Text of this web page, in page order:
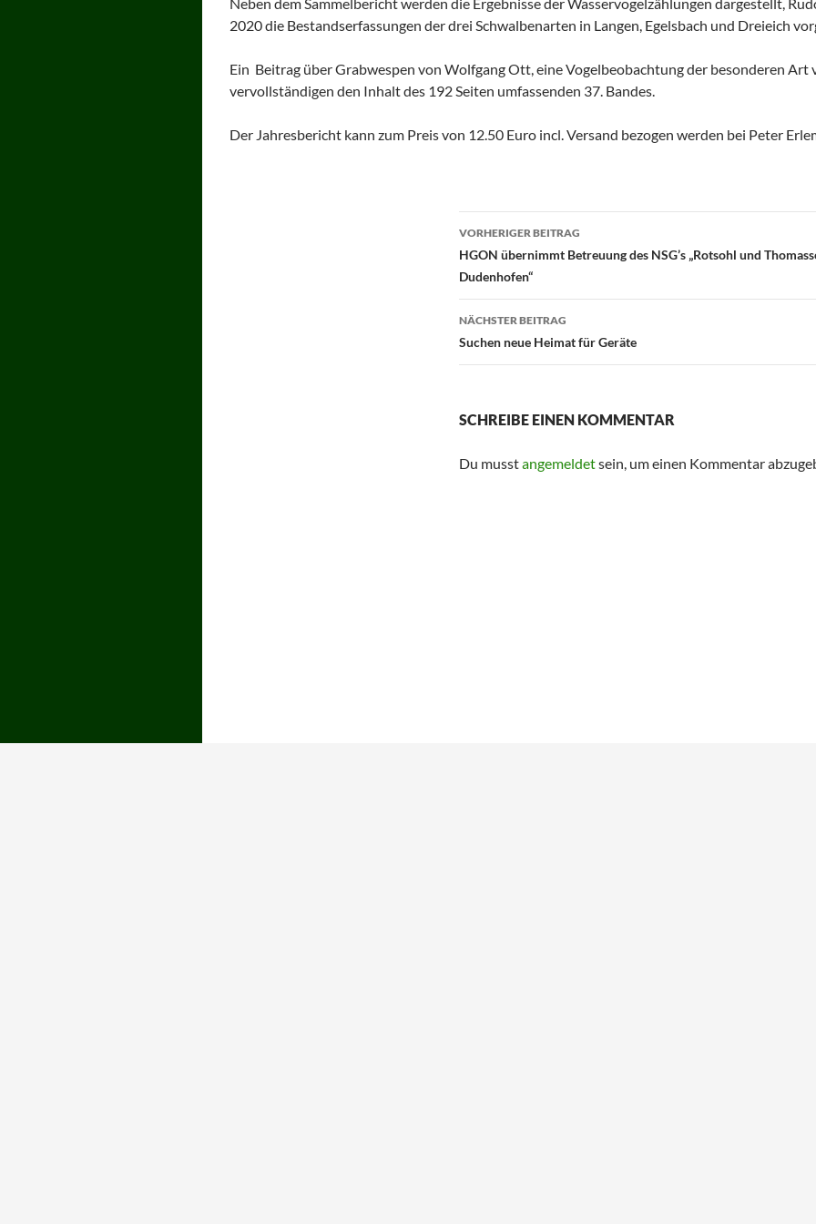
2020 die Bestandserfassungen der drei Schwalbenarten in Langen, Egelsbach und Dreieich
Ein Beitrag über Grabwespen von Wolfgang Ott, eine Vogelbeobachtung der besonderen
vervollständigen den Inhalt des 192 Seiten umfassenden 37. Bandes.
Der Jahresbericht kann zum Preis von 12.50 Euro incl. Versand bezogen werden bei Peter
Beitrags-
Navigation
VORHERIGER BEITRAG
HGON übernimmt Betreuung des NSG’s „Rotsohl und
Dudenhofen“
NÄCHSTER BEITRAG
Suchen neue Heimat für Geräte
SCHREIBE EINEN KOMMENTAR
Du musstangemeldetsein, um einen Kommentar